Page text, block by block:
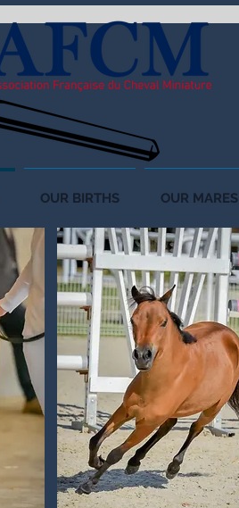
OUR BIRTHS OUR MARES